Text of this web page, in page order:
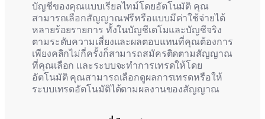
บัญชีของคุณแบบเรียลไทม์โดยอัตโนมัติ คุณ
สามารถเลือกสัญญาณฟรีหรือแบบมีค่าใช้จ่ายได้
หลายร้อยรายการ ทั้งในบัญชีเดโมและบัญชีจริง
ตามระดับความเสี่ยงและผลตอบแทนที่คุณต้องการ
เพียงคลิกไม่กี่ครั้งก็สามารถสมัครติดตามสัญญาณ
ที่คุณเลือก และระบบจะทำการเทรดให้โดย
อัตโนมัติ คุณสามารถเลือกดูผลการเทรดหรือให้
ระบบเทรดอัตโนมัติได้ตามผลงานของสัญญาณ